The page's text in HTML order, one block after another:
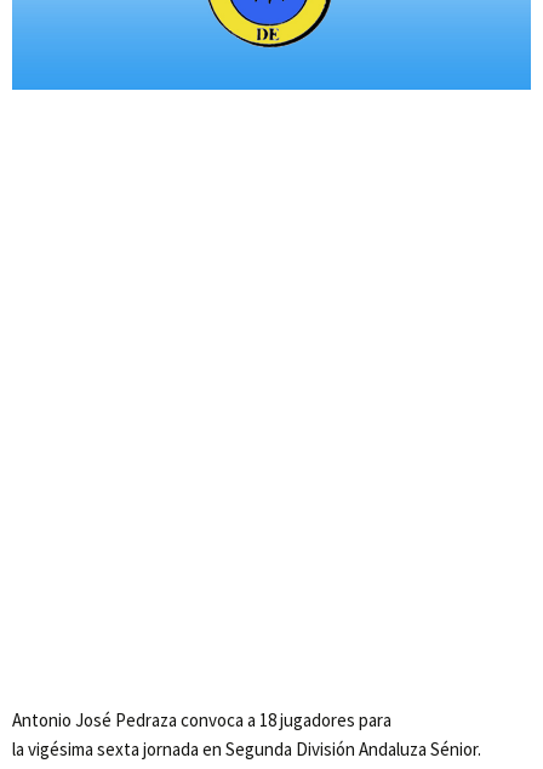
Antonio José Pedraza convoca a 18 jugadores para
la vigésima sexta jornada en Segunda División Andaluza Sénior.